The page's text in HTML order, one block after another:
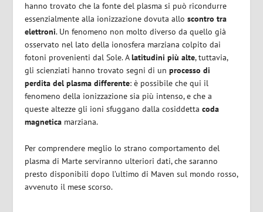
hanno trovato che la fonte del plasma si può ricondurre
essenzialmente alla ionizzazione dovuta alloscontro tra
elettroni. Un fenomeno non molto diverso da quello già
osservato nel lato della ionosfera marziana colpito dai
fotoni provenienti dal Sole. Alatitudini più alte, tuttavia,
gli scienziati hanno trovato segni di unprocesso di
perdita del plasma differente: è possibile che qui il
fenomeno della ionizzazione sia più intenso, e che a
queste altezze gli ioni sfuggano dalla cosiddettacoda
magnetica marziana.
Per comprendere meglio lo strano comportamento del
plasma di Marte serviranno ulteriori dati, che saranno
presto disponibili dopo l’ultimodi Maven sul mondo rosso,
avvenuto il mese scorso.